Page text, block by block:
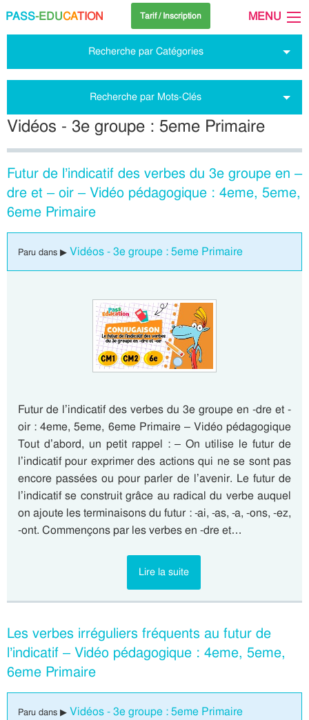
PASS-EDUCATION Tarif / Inscription MENU
Recherche par Catégories
Recherche par Mots-Clés
Vidéos - 3e groupe : 5eme Primaire
Futur de l’indicatif des verbes du 3e groupe en –
dre et – oir – Vidéo pédagogique : 4eme, 5eme,
6eme Primaire
Paru dans ▶ Vidéos - 3e groupe : 5eme Primaire
Futur de l’indicatif des verbes du 3e groupe en -dre et -
oir : 4eme, 5eme, 6eme Primaire – Vidéo pédagogique
Tout d’abord, un petit rappel : – On utilise le futur de
l’indicatif pour exprimer des actions qui ne se sont pas
encore passées ou pour parler de l’avenir. Le futur de
l’indicatif se construit grâce au radical du verbe auquel
on ajoute les terminaisons du futur : -ai, -as, -a, -ons, -ez,
-ont. Commençons par les verbes en -dre et…
Lire la suite
Les verbes irréguliers fréquents au futur de
l’indicatif – Vidéo pédagogique : 4eme, 5eme,
6eme Primaire
Paru dans ▶ Vidéos - 3e groupe : 5eme Primaire